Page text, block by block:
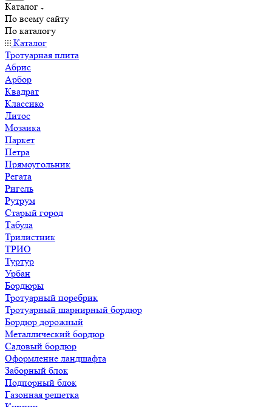
Каталог
По всему сайту
По каталогу
Каталог
Тротуарная плита
Абрис
Арбор
Квадрат
Классико
Литос
Мозаика
Паркет
Петра
Прямоугольник
Регата
Ригель
Рутрум
Старый город
Табула
Трилистник
ТРИО
Туртур
Урбан
Бордюры
Тротуарный поребрик
Тротуарный шарнирный бордюр
Бордюр дорожный
Металлический бордюр
Садовый бордюр
Оформление ландшафта
Заборный блок
Подпорный блок
Газонная решетка